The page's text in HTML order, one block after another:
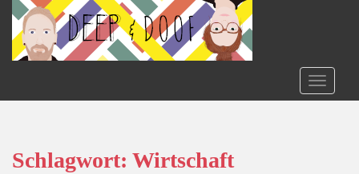
o
Schlagwort: Wirtschaft